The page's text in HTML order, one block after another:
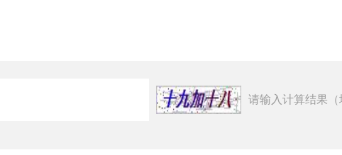
请输入计算结果